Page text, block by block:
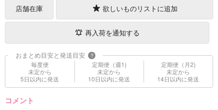
店舗在庫 欲しいものリストに追加
再入荷を通知する
おまとめ目安と発送目安 ?
毎度便
未定から
5日以内に発送
定期便（週1)
未定から
10日以内に発送
定期便（月2)
未定から
14日以内に発送
コメント